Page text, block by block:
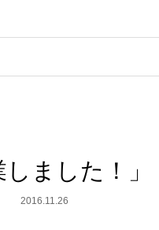
しました！」
2016.11.26